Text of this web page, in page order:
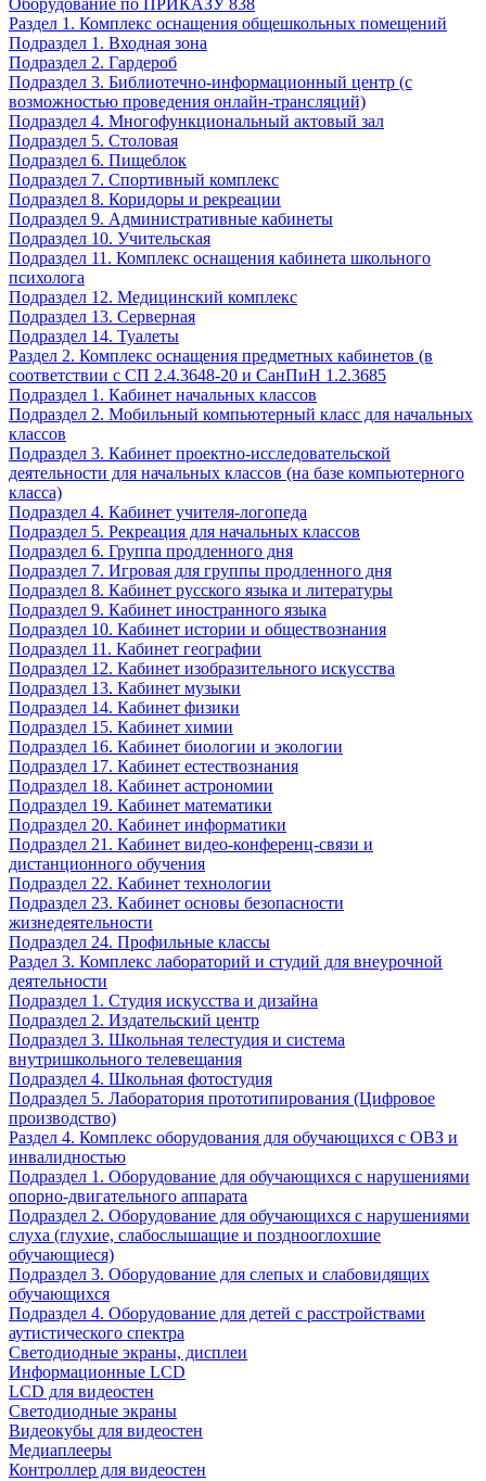
Оборудование по ПРИКАЗУ 838
Раздел 1. Комплекс оснащения общешкольных помещений
Подраздел 1. Входная зона
Подраздел 2. Гардероб
Подраздел 3. Библиотечно-информационный центр (с
возможностью проведения онлайн-трансляций)
Подраздел 4. Многофункциональный актовый зал
Подраздел 5. Столовая
Подраздел 6. Пищеблок
Подраздел 7. Спортивный комплекс
Подраздел 8. Коридоры и рекреации
Подраздел 9. Административные кабинеты
Подраздел 10. Учительская
Подраздел 11. Комплекс оснащения кабинета школьного
психолога
Подраздел 12. Медицинский комплекс
Подраздел 13. Серверная
Подраздел 14. Туалеты
Раздел 2. Комплекс оснащения предметных кабинетов (в
соответствии с СП 2.4.3648-20 и СанПиН 1.2.3685
Подраздел 1. Кабинет начальных классов
Подраздел 2. Мобильный компьютерный класс для начальных
классов
Подраздел 3. Кабинет проектно-исследовательской
деятельности для начальных классов (на базе компьютерного
класса)
Подраздел 4. Кабинет учителя-логопеда
Подраздел 5. Рекреация для начальных классов
Подраздел 6. Группа продленного дня
Подраздел 7. Игровая для группы продленного дня
Подраздел 8. Кабинет русского языка и литературы
Подраздел 9. Кабинет иностранного языка
Подраздел 10. Кабинет истории и обществознания
Подраздел 11. Кабинет географии
Подраздел 12. Кабинет изобразительного искусства
Подраздел 13. Кабинет музыки
Подраздел 14. Кабинет физики
Подраздел 15. Кабинет химии
Подраздел 16. Кабинет биологии и экологии
Подраздел 17. Кабинет естествознания
Подраздел 18. Кабинет астрономии
Подраздел 19. Кабинет математики
Подраздел 20. Кабинет информатики
Подраздел 21. Кабинет видео-конференц-связи и
дистанционного обучения
Подраздел 22. Кабинет технологии
Подраздел 23. Кабинет основы безопасности
жизнедеятельности
Подраздел 24. Профильные классы
Раздел 3. Комплекс лабораторий и студий для внеурочной
деятельности
Подраздел 1. Студия искусства и дизайна
Подраздел 2. Издательский центр
Подраздел 3. Школьная телестудия и система
внутришкольного телевещания
Подраздел 4. Школьная фотостудия
Подраздел 5. Лаборатория прототипирования (Цифровое
производство)
Раздел 4. Комплекс оборудования для обучающихся с ОВЗ и
инвалидностью
Подраздел 1. Оборудование для обучающихся с нарушениями
опорно-двигательного аппарата
Подраздел 2. Оборудование для обучающихся с нарушениями
слуха (глухие, слабослышащие и позднооглохшие
обучающиеся)
Подраздел 3. Оборудование для слепых и слабовидящих
обучающихся
Подраздел 4. Оборудование для детей с расстройствами
аутистического спектра
Светодиодные экраны, дисплеи
Информационные LCD
LCD для видеостен
Светодиодные экраны
Видеокубы для видеостен
Медиаплееры
Контроллер для видеостен